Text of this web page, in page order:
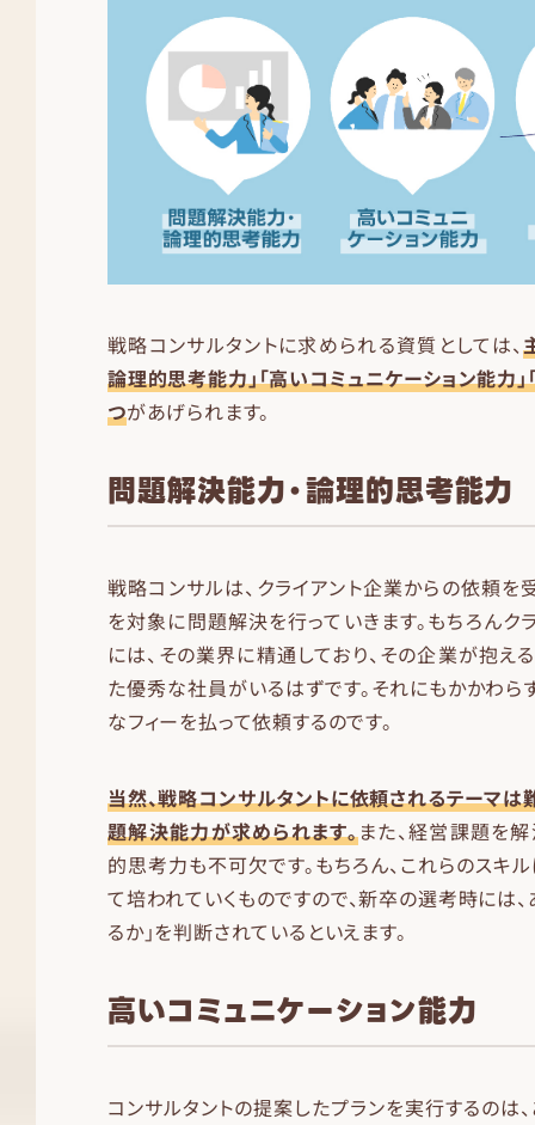
戦略コンサルタントに求められる資質としては、
論理的思考能力」「高いコミュニケーション能力」
つがあげられます。
問題解決能力・論理的思考能力
戦略コンサルは、クライアント企業からの依頼を
を対象に問題解決を行っていきます。もちろんク
には、その業界に精通しており、その企業が抱え
た優秀な社員がいるはずです。それにもかかわら
なフィーを払って依頼するのです。
当然、戦略コンサルタントに依頼されるテーマは
題解決能力が求められます。また、経営課題を
的思考力も不可欠です。もちろん、これらのスキ
て培われていくものですので、新卒の選考時には
るか」を判断されているといえます。
高いコミュニケーション能力
コンサルタントの提案したプランを実行するのは